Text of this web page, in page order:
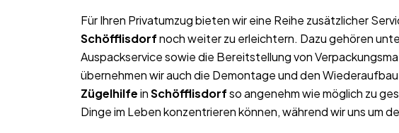
Für Ihren Privatumzug bieten wir eine Reihe zusätzlicher
Schöfflisdorfnoch weiter zu erleichtern. Dazu gehören
Auspackservice sowie die Bereitstellung von
übernehmen wir auch die Demontage und den
ZügelhilfeinSchöfflisdorfso angenehm wie möglich zu
Dinge im Leben konzentrieren können, während wir uns um